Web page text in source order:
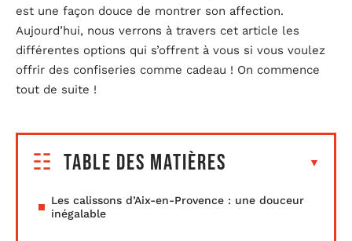
est une façon douce de montrer son affection.
Aujourd’hui, nous verrons à travers cet article les
différentes options qui s’offrent à vous si vous voulez
offrir des confiseries comme cadeau ! On commence
tout de suite !
Table des matières
Les calissons d’Aix-en-Provence : une douceur
inégalable